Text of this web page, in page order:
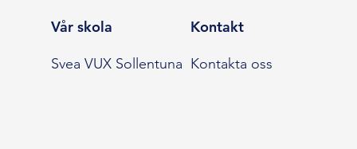
Vår skola
Svea VUX Sollentuna
Kontakt
Kontakta oss